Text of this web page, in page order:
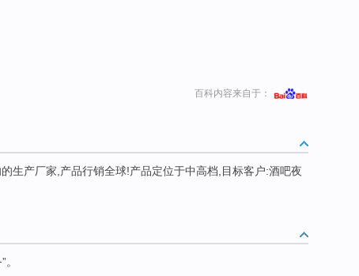
百科内容来自于：
生产厂家,产品行销全球!产品定位于中高档,目标客户:酒吧夜